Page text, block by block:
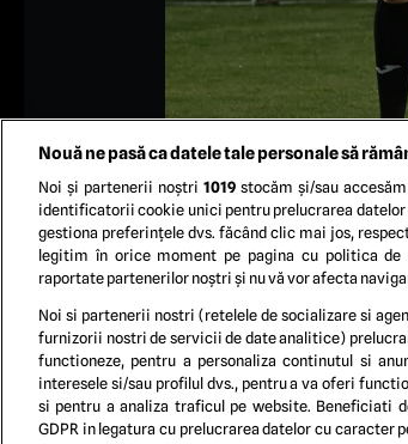
Brigada de arbitrii formata din Radu
Larie in meciul de fotbal dintre Farul
Academiei
Nouă ne pasă ca datele tale personale să
Noi și partenerii noștri 1019stocăm și/sau
identificatorii cookie unici pentru prelucrarea
gestiona preferințele dvs. făcând clic mai jos,
legitim în orice moment pe pagina cu politica
raportate partenerilor noștri și nu vă vor afecta
Noi si partenerii nostri (retelele de socializare si
furnizorii nostri de servicii de date analitice)
functioneze, pentru a personaliza continutul si
interesele si/sau profilul dvs., pentru a va oferi
si pentru a analiza traficul pe website. Beneficiati
GDPR in legatura cu prelucrarea datelor cu caracter